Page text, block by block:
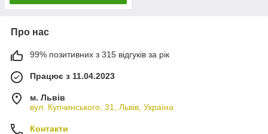
Про нас
99% позитивних з 315 відгуків за рік
Працює з 11.04.2023
м. Львів
вул. Купчинського, 31, Львів, Україна
Контакти